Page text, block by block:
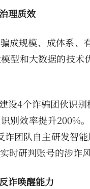
理质效
成规模、成体系
型和大数据的技术
设4个诈骗团伙识
别效率提升200%
诈团队自主研发智
时研判账号的涉诈
诈唤醒能力